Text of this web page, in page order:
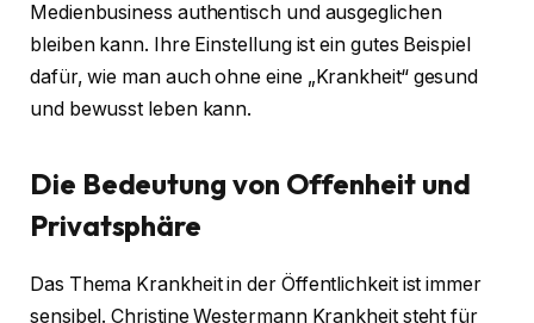
Medienbusiness authentisch und ausgeglichen
bleiben kann. Ihre Einstellung ist ein gutes Beispiel
dafür, wie man auch ohne eine „Krankheit“ gesund
und bewusst leben kann.
Die Bedeutung von Offenheit und
Privatsphäre
Das Thema Krankheit in der Öffentlichkeit ist immer
sensibel. Christine Westermann Krankheit steht für